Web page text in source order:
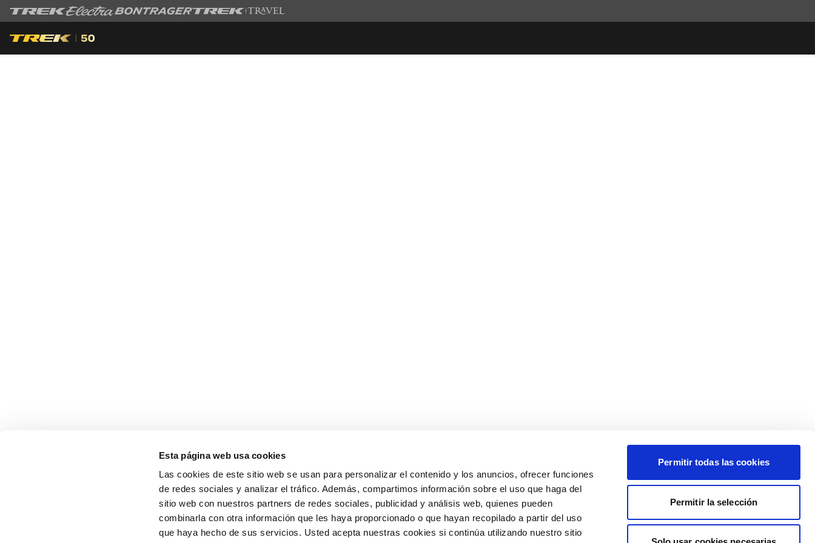
Esta página web usa cookies
Las cookies de este sitio web se usan para personalizar el contenido y los anuncios, ofrecer funciones
de redes sociales y analizar el tráfico. Además, compartimos información sobre el uso que haga del
sitio web con nuestros partners de redes sociales, publicidad y análisis web, quienes pueden
combinarla con otra información que les haya proporcionado o que hayan recopilado a partir del uso
que haya hecho de sus servicios. Usted acepta nuestras cookies si continúa utilizando nuestro sitio
Permitir todas las cookies
Permitir la selección